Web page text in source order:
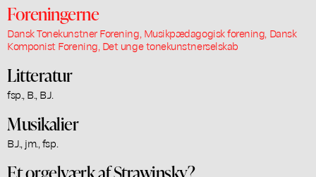
Foreningerne
Dansk Tonekunstner Forening, Musikpædagogisk forening, Dansk
Komponist Forening, Det unge tonekunstnerselskab
Litteratur
fsp., B., B.J.
Musikalier
B.J., jm., fsp.
Et orgelværk af Strawinsky?